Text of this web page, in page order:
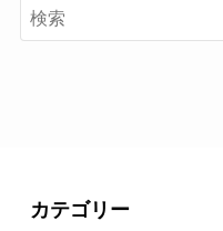
カテゴリー